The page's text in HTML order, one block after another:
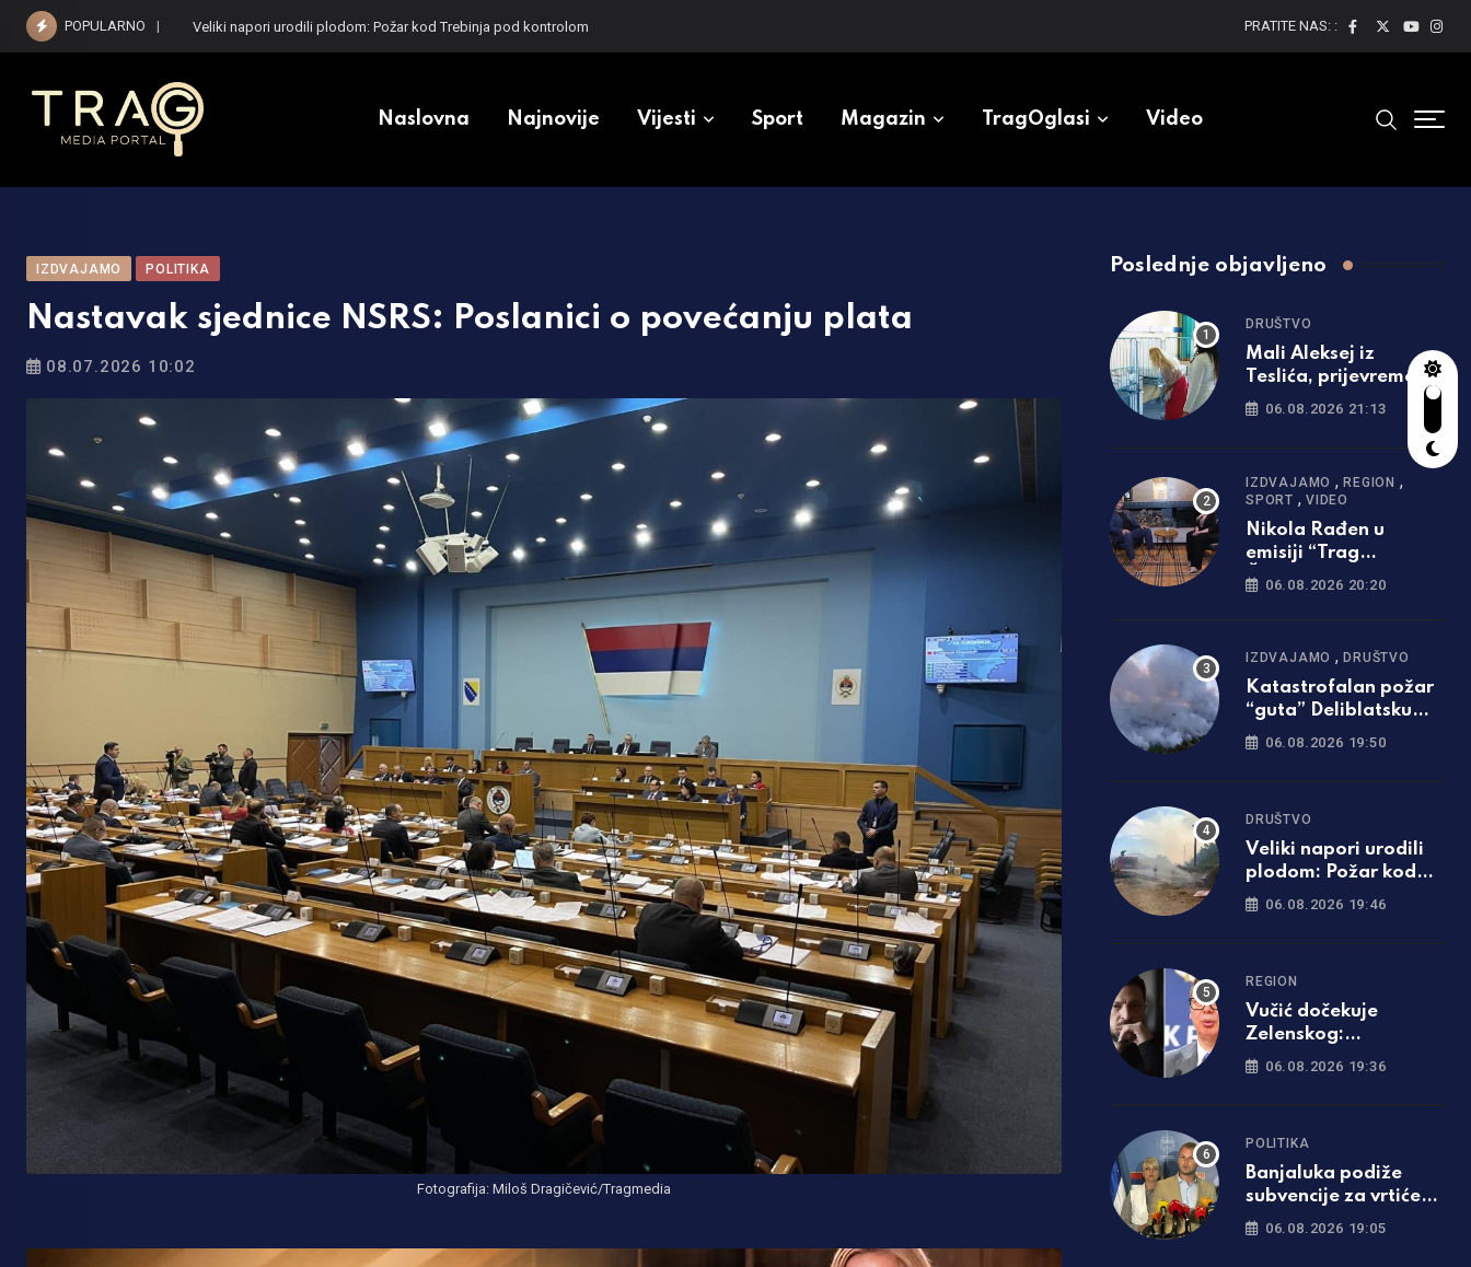
Skip
POPULARNO Vučić dočekuje Zelenskog: Predsjednik Ukrajine prvi put dolazi u Srbiju PRATITE NAS: :
Naslovna Najnovije Vijesti Sport Magazin TragOglasi Video
IZDVAJAMO POLITIKA
Nastavak sjednice NSRS: Poslanici o povećanju plata
08.07.2026 10:02
Fotografija: Miloš Dragičević/Tragmedia
Poslednje objavljeno
DRUŠTVO
Mali Aleksej iz
Teslića, prijevremeno
rođena beba, dobio
životnu bitku na UKC-
u Srpske
06.08.2026 21:13
IZDVAJAMO ,REGION ,
SPORT , VIDEO
Nikola Rađen u
emisiji “Trag
Čovjeka”: Nastupati
najveća svetinja i
06.08.2026 20:20
IZDVAJAMO ,DRUŠTVO
Katastrofalan požar
“guta” Deliblatsku
peščaru: Cijelo selo
06.08.2026 19:50
DRUŠTVO
Veliki napori urodili
plodom: Požar kod
Trebinja pod
06.08.2026 19:46
REGION
Vučić dočekuje
Zelenskog:
Predsjednik Ukrajine
Srbiju
06.08.2026 19:36
POLITIKA
Banjaluka podiže
subvencije za vrtiće
na 200 KM,
06.08.2026 19:05